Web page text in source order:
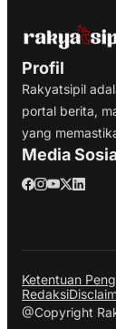
Profil
Rakyatsipil
portal berita,
yang
Media
Ketentuan
Redaksi
@Copyright